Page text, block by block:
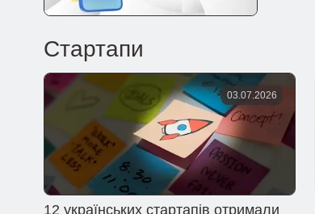
Стартапи
03.07.2026
12 українських стартапів отримали